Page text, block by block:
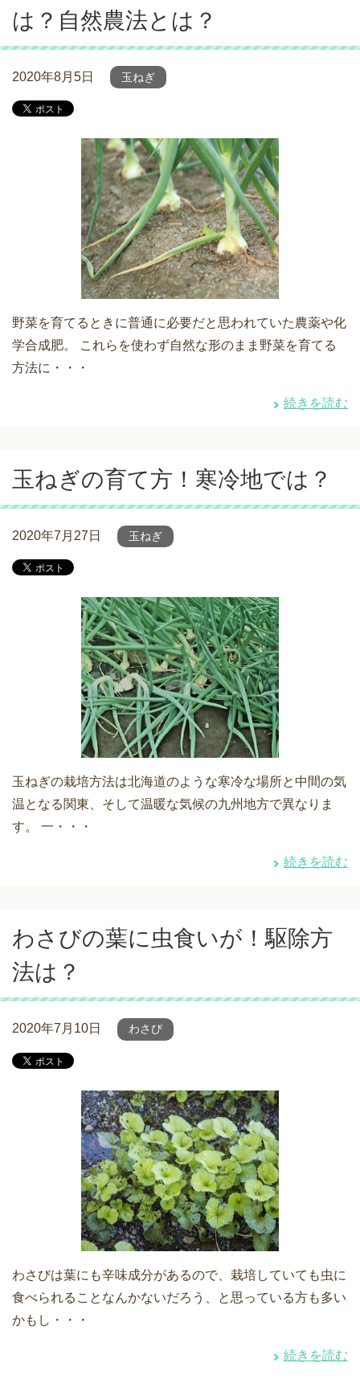
は？自然農法とは？
2020年8月5日 玉ねぎ
野菜を育てるときに普通に必要だと思われていた農薬や化
学合成肥。 これらを使わず自然な形のまま野菜を育てる
方法に・・・
続きを読む
玉ねぎの育て方！寒冷地では？
2020年7月27日 玉ねぎ
玉ねぎの栽培方法は北海道のような寒冷な場所と中間の気
温となる関東、そして温暖な気候の九州地方で異なりま
す。 一・・・
続きを読む
わさびの葉に虫食いが！駆除方
法は？
2020年7月10日 わさび
わさびは葉にも辛味成分があるので、栽培していても虫に
食べられることなんかないだろう、と思っている方も多い
かもし・・・
続きを読む